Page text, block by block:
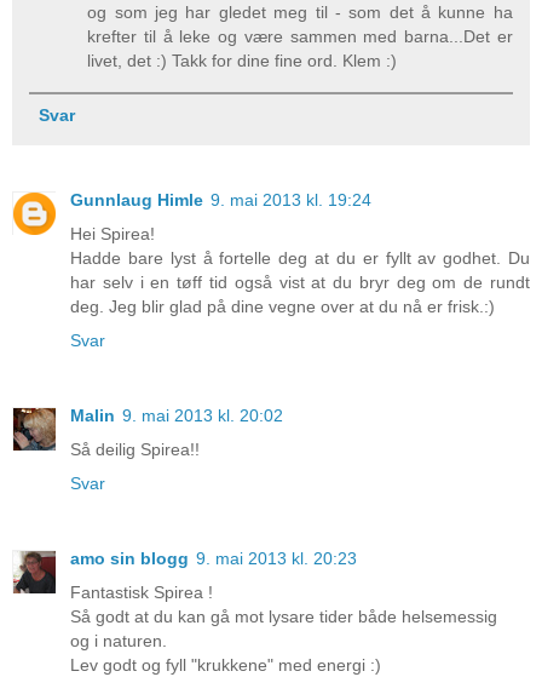
og som jeg har gledet meg til - som det å kunne ha
krefter til å leke og være sammen med barna...Det er
livet, det :) Takk for dine fine ord. Klem :)
Svar
Gunnlaug Himle 9. mai 2013 kl. 19:24
Hei Spirea!
Hadde bare lyst å fortelle deg at du er fyllt av godhet. Du
har selv i en tøff tid også vist at du bryr deg om de rundt
deg. Jeg blir glad på dine vegne over at du nå er frisk.:)
Svar
Malin 9. mai 2013 kl. 20:02
Så deilig Spirea!!
Svar
amo sin blogg 9. mai 2013 kl. 20:23
Fantastisk Spirea !
Så godt at du kan gå mot lysare tider både helsemessig
og i naturen.
Lev godt og fyll "krukkene" med energi :)